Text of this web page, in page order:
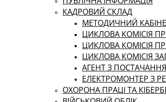
КАДРОВИЙ СКЛАД
МЕТОДИЧНИЙ
ЦИКЛОВА КОМІСІЯ
ЦИКЛОВА КОМІСІЯ
ЦИКЛОВА КОМІСІЯ
АГЕНТ З ПОСТАЧАННЯ
ЕЛЕКТРОМОНТЕР З
ОХОРОНА ПРАЦІ ТА